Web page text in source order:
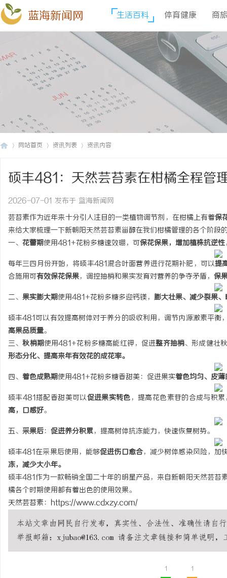
蓝海新闻网 生活百科 体育健康 商
网站首页 资讯列表 资讯内容
硕丰481：天然芸苔素在柑橘全程管
2026-07-01 发布于 蓝海新闻网
芸苔素作为近年来十分引人注目的一类植物调节剂，在柑橘上有着保
来给大家梳理一下新朝阳天然芸苔素甾醇在我们柑橘管理的各个阶段
一、 花蕾期使用481+花粉多糖速效硼，可保花保果，增加植株抗逆性
每年三四月份开始，将硕丰481混合叶面营养进行花期补肥，可以提
合施用可有效保花保果，调控抽梢和果实发育对营养的争夺矛盾， 保
二、 果实膨大期使用481+花粉多糖多迎钙镁， 膨大壮果、减少裂果、
硕丰481可以有效提高树体对于养分的吸收利用，调节内源激素平衡
高果品质量。
三、秋梢期使用481+花粉多糖高能红钾，促进整齐抽梢、形成健壮
形态分化、提高来年有效花的成花率。
四、 着色成熟期使用481+花粉多糖香甜美：促进果实着色均匀、皮
硕丰481搭配香甜美可以促进果实转色 ，提高花色素苷的合成与积累
高，口感好。
五、 采果后： 促进养分积累，提高树体抗冻能力，快速恢复树势。
硕丰481在采果后使用，能够促进伤口愈合，减少树体感染风险，加
冻，减少大小年。
硕丰481作为一款畅销全国二十年的明星产品，来自新朝阳天然芸苔
橘各个时期使用都有着出色的使用效果。
天然芸苔素： https://www.cdxzy.com/
1 1
标交易：资金监管，过户有保障